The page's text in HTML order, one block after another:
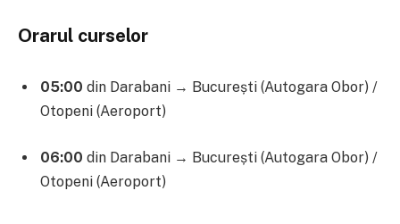
Orarul curselor
05:00 din Darabani → București (Autogara Obor) /
Otopeni (Aeroport)
06:00 din Darabani → București (Autogara Obor) /
Otopeni (Aeroport)